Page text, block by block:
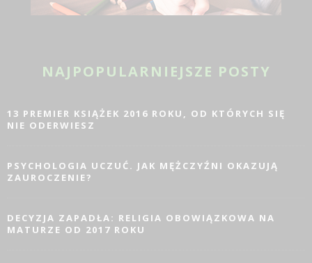
NAJPOPULARNIEJSZE POSTY
13 PREMIER KSIĄŻEK 2016 ROKU, OD KTÓRYCH SIĘ
NIE ODERWIESZ
PSYCHOLOGIA UCZUĆ. JAK MĘŻCZYŹNI OKAZUJĄ
ZAUROCZENIE?
DECYZJA ZAPADŁA: RELIGIA OBOWIĄZKOWA NA
MATURZE OD 2017 ROKU